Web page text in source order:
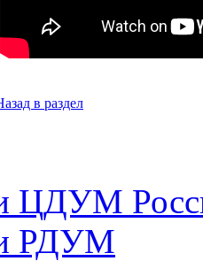
в раздел
ЦДУМ
РДУМ